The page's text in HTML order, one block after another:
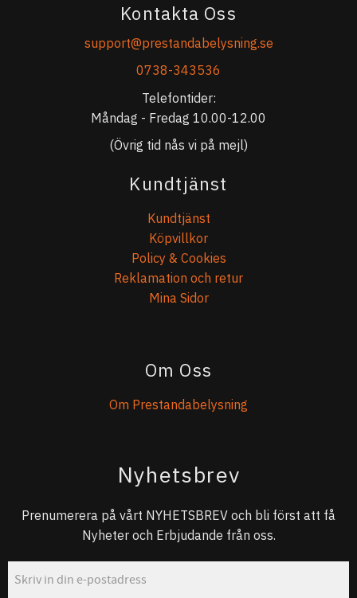
Kontakta Oss
support@prestandabelysning.se
0738-343536
Telefontider:
Måndag - Fredag 10.00-12.00
(Övrig tid nås vi på mejl)
Kundtjänst
Kundtjänst
Köpvillkor
Policy & Cookies
Reklamation och retur
Mina Sidor
Om Oss
Om Prestandabelysning
Nyhetsbrev
Prenumerera på vårt NYHETSBREV och bli först att få
Nyheter och Erbjudande från oss.